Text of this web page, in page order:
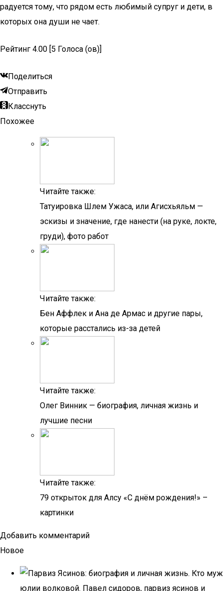
радуется тому, что рядом есть любимый супруг и дети, в
которых она души не чает.
Рейтинг 4.00 [5 Голоса (ов)]
Поделиться
Отправить
Класснуть
Похожее
Читайте также:
Татуировка Шлем Ужаса, или Агисхьяльм —
эскизы и значение, где нанести (на руке, локте,
груди), фото работ
Читайте также:
Бен Аффлек и Ана де Армас и другие пары,
которые расстались из-за детей
Читайте также:
Олег Винник — биография, личная жизнь и
лучшие песни
Читайте также:
79 открыток для Алсу «С днём рождения!» –
картинки
Добавить комментарий
Новое